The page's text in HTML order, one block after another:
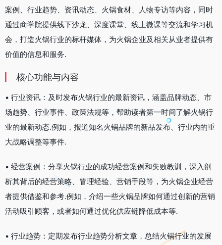
案例、行业趋势、资讯动态、火锅食材、人物专访等内容，同时
通过商学院提供线下沙龙、深度课堂、线上微课等交流和学习机
会，打造火锅行业的标杆媒体，为火锅企业及相关从业者提供有
价值的信息和服务.
核心功能与内容
• 行业资讯：及时发布火锅行业的最新资讯，涵盖品牌动态、市
场趋势、行业事件、政策法规等，帮助读者第一时间了解火锅行
业的最新动态.例如，报道知名火锅品牌的新品发布、行业内的重
大战略调整等事件.
• 经营案例：分享火锅行业的成功经营案例和失败教训，深入剖
析其背后的经营策略、管理经验、营销手段等，为火锅企业经营
者提供借鉴和参考.例如，介绍一些火锅品牌如何通过创新的营销
活动吸引顾客，或者如何通过优化供应链降低成本等.
• 行业趋势：定期发布行业趋势分析文章，总结火锅行业的发展